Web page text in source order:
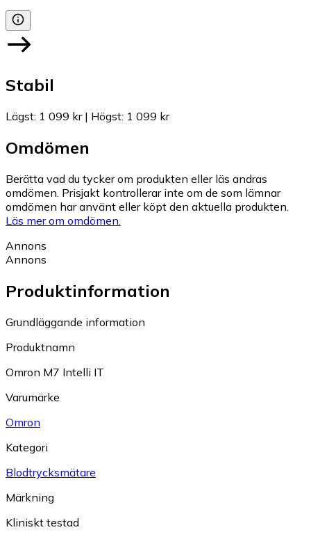
Stabil
Lägst: 1 099 kr| Högst: 1 099 kr
Omdömen
Berätta vad du tycker om produkten eller läs andras
omdömen. Prisjakt kontrollerar inte om de som lämnar
omdömen har använt eller köpt den aktuella produkten.
Läs mer om omdömen.
Annons
Annons
Produktinformation
Grundläggande information
Produktnamn
Omron M7 Intelli IT
Varumärke
Omron
Kategori
Blodtrycksmätare
Märkning
Kliniskt testad